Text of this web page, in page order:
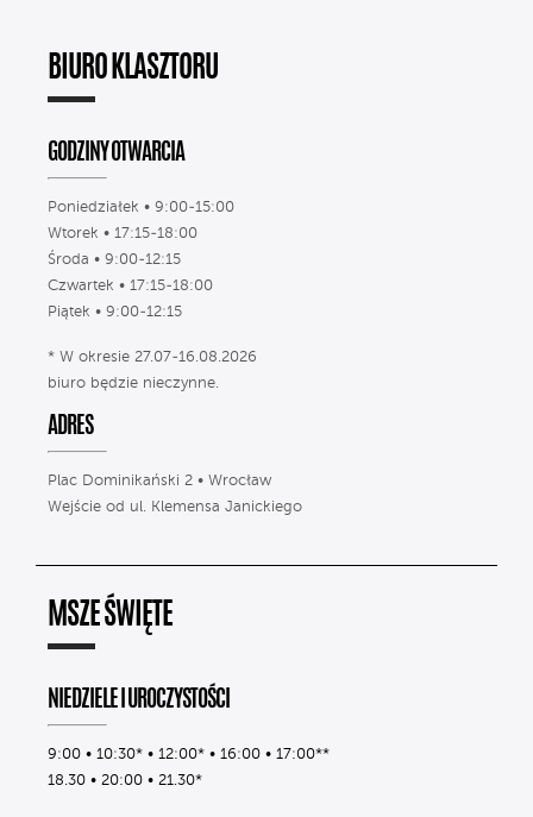
BIURO KLASZTORU
GODZINY OTWARCIA
Poniedziałek • 9:00-15:00
Wtorek • 17:15-18:00
Środa • 9:00-12:15
Czwartek • 17:15-18:00
Piątek • 9:00-12:15
* W okresie 27.07-16.08.2026
biuro będzie nieczynne.
ADRES
Plac Dominikański 2 • Wrocław
Wejście od ul. Klemensa Janickiego
MSZE ŚWIĘTE
NIEDZIELE I UROCZYSTOŚCI
9:00 • 10:30* • 12:00* • 16:00 • 17:00**
18.30 • 20:00 • 21.30*